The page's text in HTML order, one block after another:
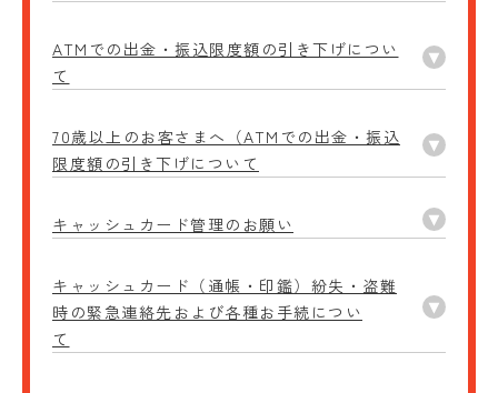
ATMでの出金・振込限度額の引き下げについ
て
70歳以上のお客さまへ（ATMでの出金・振込
限度額の引き下げについて
キャッシュカード管理のお願い
キャッシュカード（通帳・印鑑）紛失・盗難
時の緊急連絡先および各種お手続につい
て